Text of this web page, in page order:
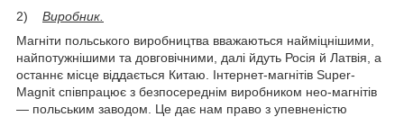
2) Виробник.
Магніти польського виробництва вважаються найміцнішими,
найпотужнішими та довговічними, далі йдуть Росія й Латвія, а
останнє місце віддається Китаю. Інтернет-магнітів Super-
Magnit співпрацює з безпосереднім виробником нео-магнітів
— польським заводом. Це дає нам право з упевненістю